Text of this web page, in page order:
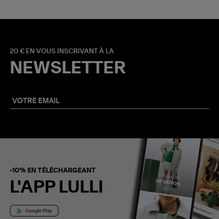
20 € EN VOUS INSCRIVANT À LA
NEWSLETTER
-10% EN TÉLÉCHARGEANT
L'APP LULLI